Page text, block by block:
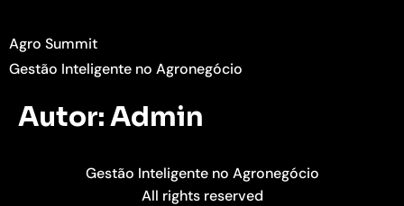
Agro Summit
Gestão Inteligente no Agronegócio
Autor:Admin
Gestão Inteligente no Agronegócio
All rights reserved